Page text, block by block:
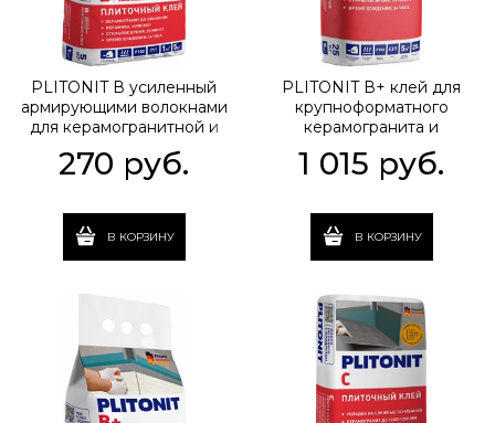
PLITONIT В усиленный
армирующими волокнами
для керамогранитной и
керамич плитки, класс С1Т,
5 кг
270 руб.
В КОРЗИНУ
PLITONIT В+ клей для
крупноформатного
керамогранита и
натурального камня, 25 кг
1 015 руб.
В КОРЗИНУ